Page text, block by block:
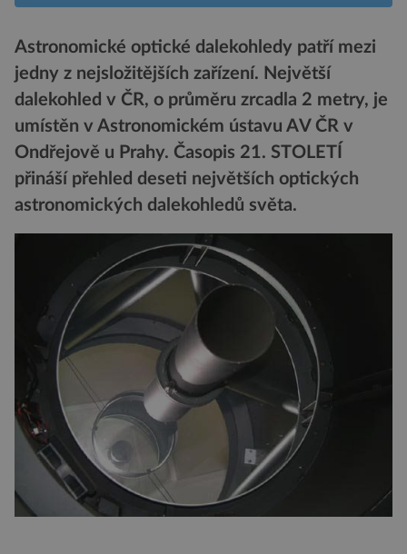
Astronomické optické dalekohledy patří mezi
jedny z nejsložitějších zařízení. Největší
dalekohled v ČR, o průměru zrcadla 2 metry, je
umístěn v Astronomickém ústavu AV ČR v
Ondřejově u Prahy. Časopis 21. STOLETÍ
přináší přehled deseti největších optických
astronomických dalekohledů světa.